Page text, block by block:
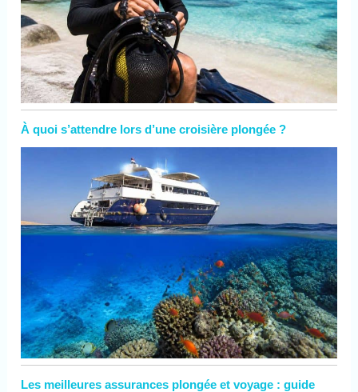
À quoi s’attendre lors d’une croisière plongée ?
Les meilleures assurances plongée et voyage : guide